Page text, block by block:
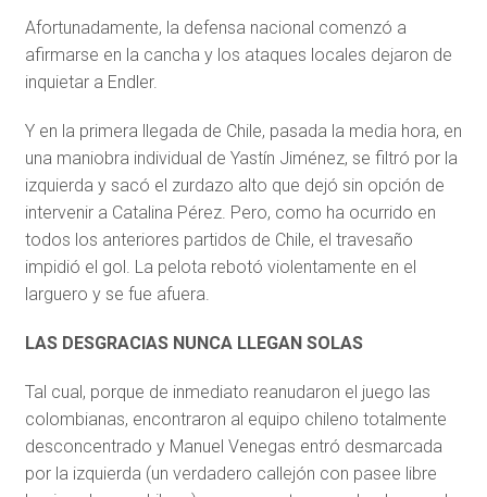
Afortunadamente, la defensa nacional comenzó a
afirmarse en la cancha y los ataques locales dejaron de
inquietar a Endler.
Y en la primera llegada de Chile, pasada la media hora, en
una maniobra individual de Yastín Jiménez, se filtró por la
izquierda y sacó el zurdazo alto que dejó sin opción de
intervenir a Catalina Pérez. Pero, como ha ocurrido en
todos los anteriores partidos de Chile, el travesaño
impidió el gol. La pelota rebotó violentamente en el
larguero y se fue afuera.
LAS DESGRACIAS NUNCA LLEGAN SOLAS
Tal cual, porque de inmediato reanudaron el juego las
colombianas, encontraron al equipo chileno totalmente
desconcentrado y Manuel Venegas entró desmarcada
por la izquierda (un verdadero callejón con pasee libre